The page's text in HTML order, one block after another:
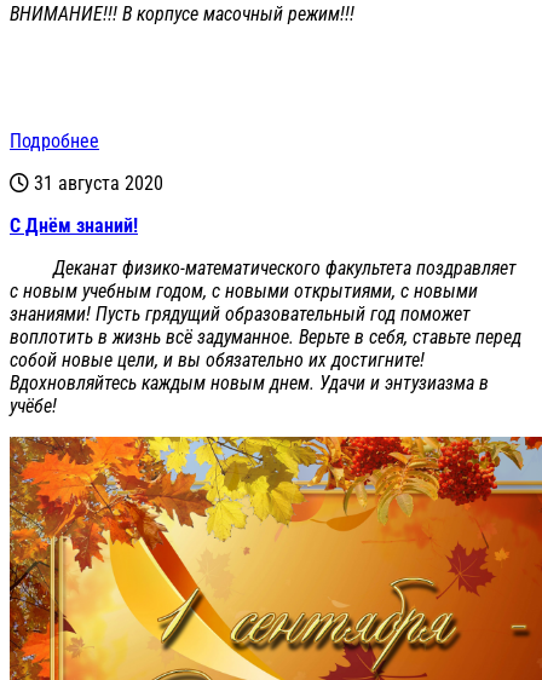
ВНИМАНИЕ!!! В корпусе масочный режим!!!
Подробнее
31 августа 2020
С Днём знаний!
Деканат физико-математического факультета поздравляет
с новым учебным годом, с новыми открытиями, с новыми
знаниями! Пусть грядущий образовательный год поможет
воплотить в жизнь всё задуманное. Верьте в себя, ставьте перед
собой новые цели, и вы обязательно их достигните!
Вдохновляйтесь каждым новым днем. Удачи и энтузиазма в
учёбе!